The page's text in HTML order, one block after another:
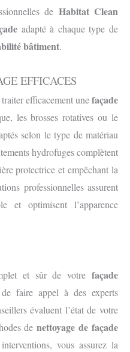
de Habitat Clean
adapté à chaque type de
bâtiment.
EFFICACES
efficacement unefaçade
les brosses rotatives ou le
selon le type de matériau
hydrofuges complètent
protectrice et empêchant la
professionnelles assurent
et optimisent l’apparence
et sûr de votre façade
faire appel à des experts
évaluent l’état de votre
denettoyage de façade
vous assurez la